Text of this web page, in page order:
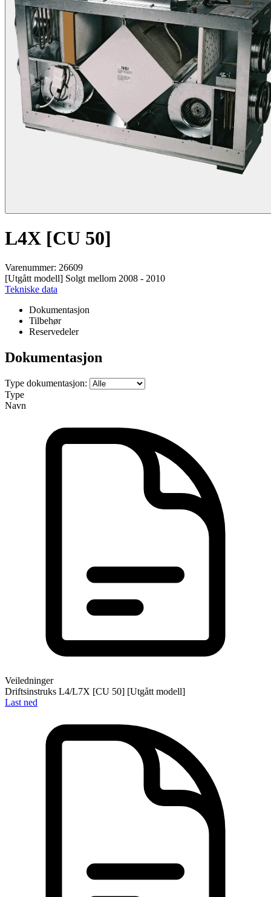
L4X [CU 50]
Varenummer: 26609
[Utgått modell] Solgt mellom 2008 - 2010
Tekniske data
Dokumentasjon
Tilbehør
Reservedeler
Dokumentasjon
Type dokumentasjon:
Type
Navn
Veiledninger
Driftsinstruks L4/L7X [CU 50] [Utgått modell]
Last ned